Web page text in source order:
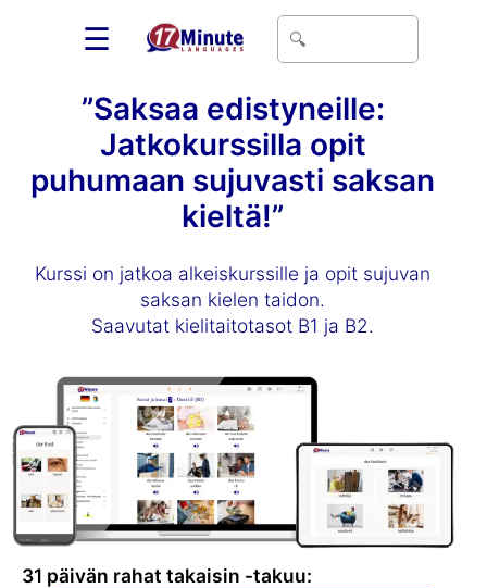
☰
”Saksaa edistyneille:
Jatkokurssilla opit
puhumaan sujuvasti saksan
kieltä!”
Kurssi on jatkoa alkeiskurssille ja opit sujuvan
saksan kielen taidon.
Saavutat kielitaitotasot B1 ja B2.
31 päivän rahat takaisin -takuu: